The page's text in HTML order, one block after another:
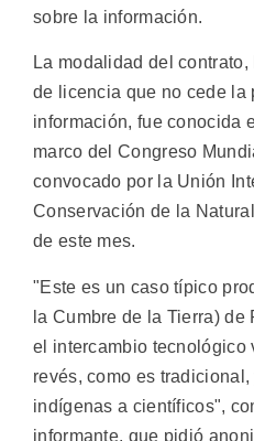
sobre la información.
La modalidad del
de licencia que no cede la
información, fue conocida
marco del Congreso
convocado por la Unión
Conservación de la
de este mes.
"Este es un caso típico
la Cumbre de la Tierra) de
el intercambio tecnológico
revés, como es
indígenas a científicos",
informante, que pidió